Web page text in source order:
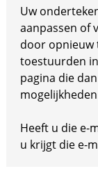
Uw
aanpassen of
door opnieuw
toestuurden
pagina die
Heeft u die e-
u krijgt die e-